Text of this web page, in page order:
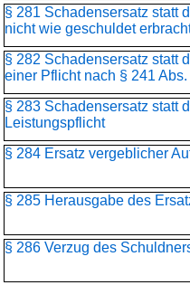
§ 281 Schadensersatz statt
nicht wie geschuldet
§ 282 Schadensersatz statt
einer Pflicht nach § 241 Abs.
§ 283 Schadensersatz statt
Leistungspflicht
§ 284 Ersatz vergeblicher
§ 285 Herausgabe des
§ 286 Verzug des